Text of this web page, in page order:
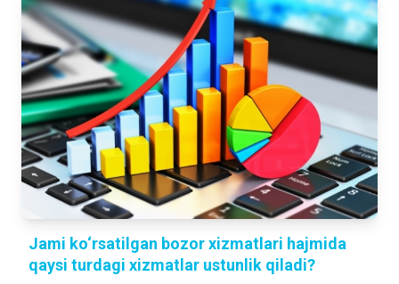
Jami ko‘rsatilgan bozor xizmatlari hajmida
qaysi turdagi xizmatlar ustunlik qiladi?